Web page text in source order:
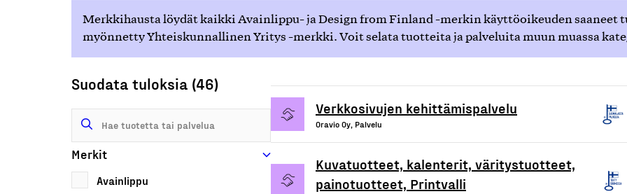
Merkkihausta löydät kaikki Avainlippu- ja Design from Finland -merkin käyttöoikeuden saaneet
myönnetty Yhteiskunnallinen Yritys -merkki. Voit selata tuotteita ja palveluita muun muassa
Suodata tuloksia (46)
Merkit
Avainlippu
Verkkosivujen kehittämispalvelu
Oravio Oy, Palvelu
Kuvatuotteet, kalenterit, väritystuotteet,
painotuotteet, Printvalli